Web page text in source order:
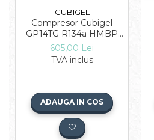
CUBIGEL
Compresor Cubigel
GP14TG R134a HMBP
3/8 HP
605,00 Lei
TVA inclus
ADAUGA IN COS